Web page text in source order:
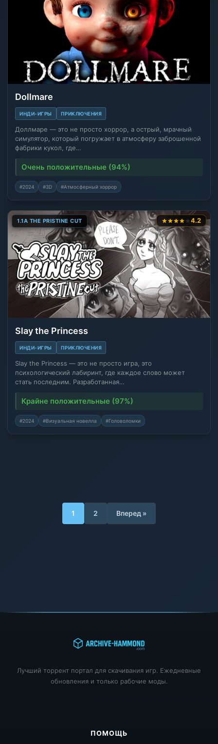
Dollmare
ИНДИ-ИГРЫ ПРИКЛЮЧЕНИЯ
Доллмаре — это не просто хоррор, а острый, мрачный
симулятор, который погружает в атмосферу заброшенной
фабрики кукол, где…
Очень положительные (94%)
#2024 #3D #Атмосферный хоррор
1.1A THE PRISTINE CUT 4.2
Slay the Princess
ИНДИ-ИГРЫ ПРИКЛЮЧЕНИЯ
Slay the Princess — это не просто игра, это
психологический лабиринт, где каждое слово может
стать последним. Разработанная…
Крайне положительные (97%)
#2024 #Визуальная новелла #Головоломки
1 2 Вперед »
Лучший торрент портал для скачивания игр. Ежедневные
обновления и только рабочие моды.
ПОМОЩЬ